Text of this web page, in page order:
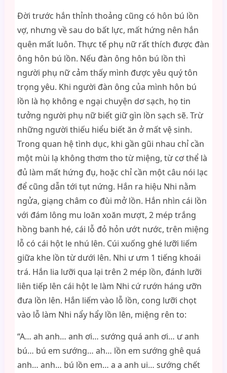
Đời trước hắn thỉnh thoảng cũng có hôn bú lồn
vợ, nhưng về sau do bất lực, mất hứng nên hắn
quên mất luôn. Thực tế phụ nữ rất thích được đàn
ông hôn bú lồn. Nếu đàn ông hôn bú lồn thì
người phụ nữ cảm thấy mình được yêu quý tôn
trọng yêu. Khi người đàn ông của mình hôn bú
lồn là họ không e ngại chuyện dơ sạch, họ tin
tưởng người phụ nữ biết giữ gìn lồn sạch sẽ. Trừ
những người thiếu hiểu biết ăn ở mất vệ sinh.
Trong quan hệ tình dục, khi gần gũi nhau chỉ cần
một mùi lạ không thơm tho từ miệng, từ cơ thể là
đủ làm mất hứng đụ, hoặc chỉ cần một câu nói lạc
để cũng dẫn tới tụt nứng. Hắn ra hiệu Nhi nằm
ngửa, giạng châm co đùi mở lồn. Hắn nhìn cái lồn
với đám lông mu loăn xoăn mượt, 2 mép trắng
hồng banh hé, cái lỗ đỏ hỏn ướt nước, trên miệng
lỗ có cái hột le nhú lên. Cúi xuống ghé lưỡi liếm
giữa khe lồn từ dưới lên. Nhi ư ưm 1 tiếng khoái
trá. Hắn lia lưỡi qua lại trên 2 mép lồn, đánh lưỡi
liên tiếp lên cái hột le làm Nhi cứ rướn háng ưỡn
đưa lồn lên. Hắn liếm vào lỗ lồn, cong lưỡi chọt
vào lỗ làm Nhi nẩy hẩy lồn lên, miệng rên to:
“A… ah anh… anh ơi… sướng quá anh ơi… ư anh
bú… bú em sướng… ah… lồn em sướng ghê quá
anh… anh… bú lồn em… a a anh ui… sướng chết